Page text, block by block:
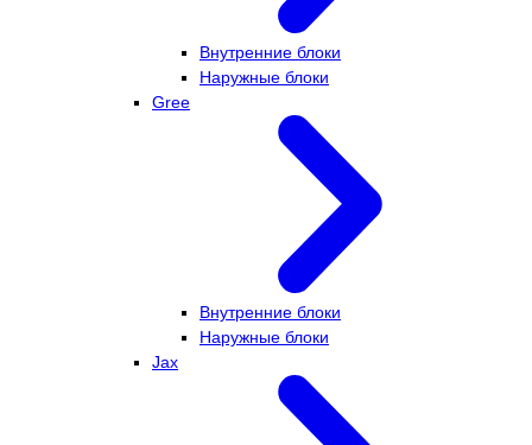
Внутренние блоки
Наружные блоки
Gree
Внутренние блоки
Наружные блоки
Jax